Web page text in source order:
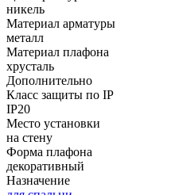
никель
Материал арматуры
металл
Материал плафона
хрусталь
Дополнительно
Класс защиты по IP
IP20
Место установки
на стену
Форма плафона
декоративный
Назначение